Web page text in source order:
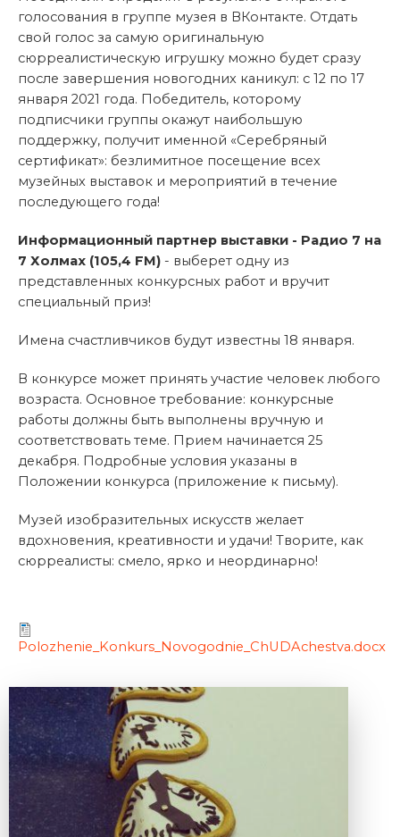
голосования в группе музея в ВКонтакте. Отдать
свой голос за самую оригинальную
сюрреалистическую игрушку можно будет сразу
после завершения новогодних каникул: с 12 по 17
января 2021 года. Победитель, которому
подписчики группы окажут наибольшую
поддержку, получит именной «Серебряный
сертификат»: безлимитное посещение всех
музейных выставок и мероприятий в течение
последующего года!
Информационный партнер выставки - Радио 7 на
7 Холмах (105,4 FM) - выберет одну из
представленных конкурсных работ и вручит
специальный приз!
Имена счастливчиков будут известны 18 января.
В конкурсе может принять участие человек любого
возраста. Основное требование: конкурсные
работы должны быть выполнены вручную и
соответствовать теме. Прием начинается 25
декабря. Подробные условия указаны в
Положении конкурса (приложение к письму).
Музей изобразительных искусств желает
вдохновения, креативности и удачи! Творите, как
сюрреалисты: смело, ярко и неординарно!
Polozhenie_Konkurs_Novogodnie_ChUDAchestva.docx